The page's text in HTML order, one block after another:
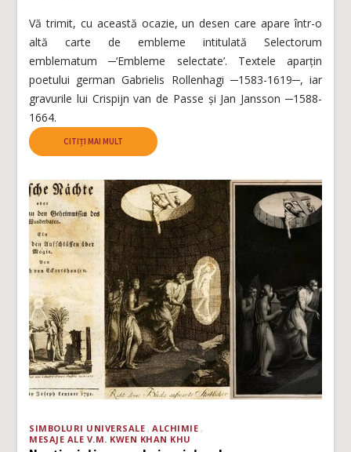
Vă trimit, cu această ocazie, un desen care apare într-o
altă carte de embleme intitulată Selectorum
emblematum ─‘Embleme selectate’. Textele aparțin
poetului german Gabrielis Rollenhagi ─1583-1619─, iar
gravurile lui Crispijn van de Passe și Jan Jansson ─1588-
1664.
CITIȚI MAI MULT
SIMBOLURI UNIVERSALE
ALCHIMIE
MESAJE ALE V.M. KWEN KHAN KHU